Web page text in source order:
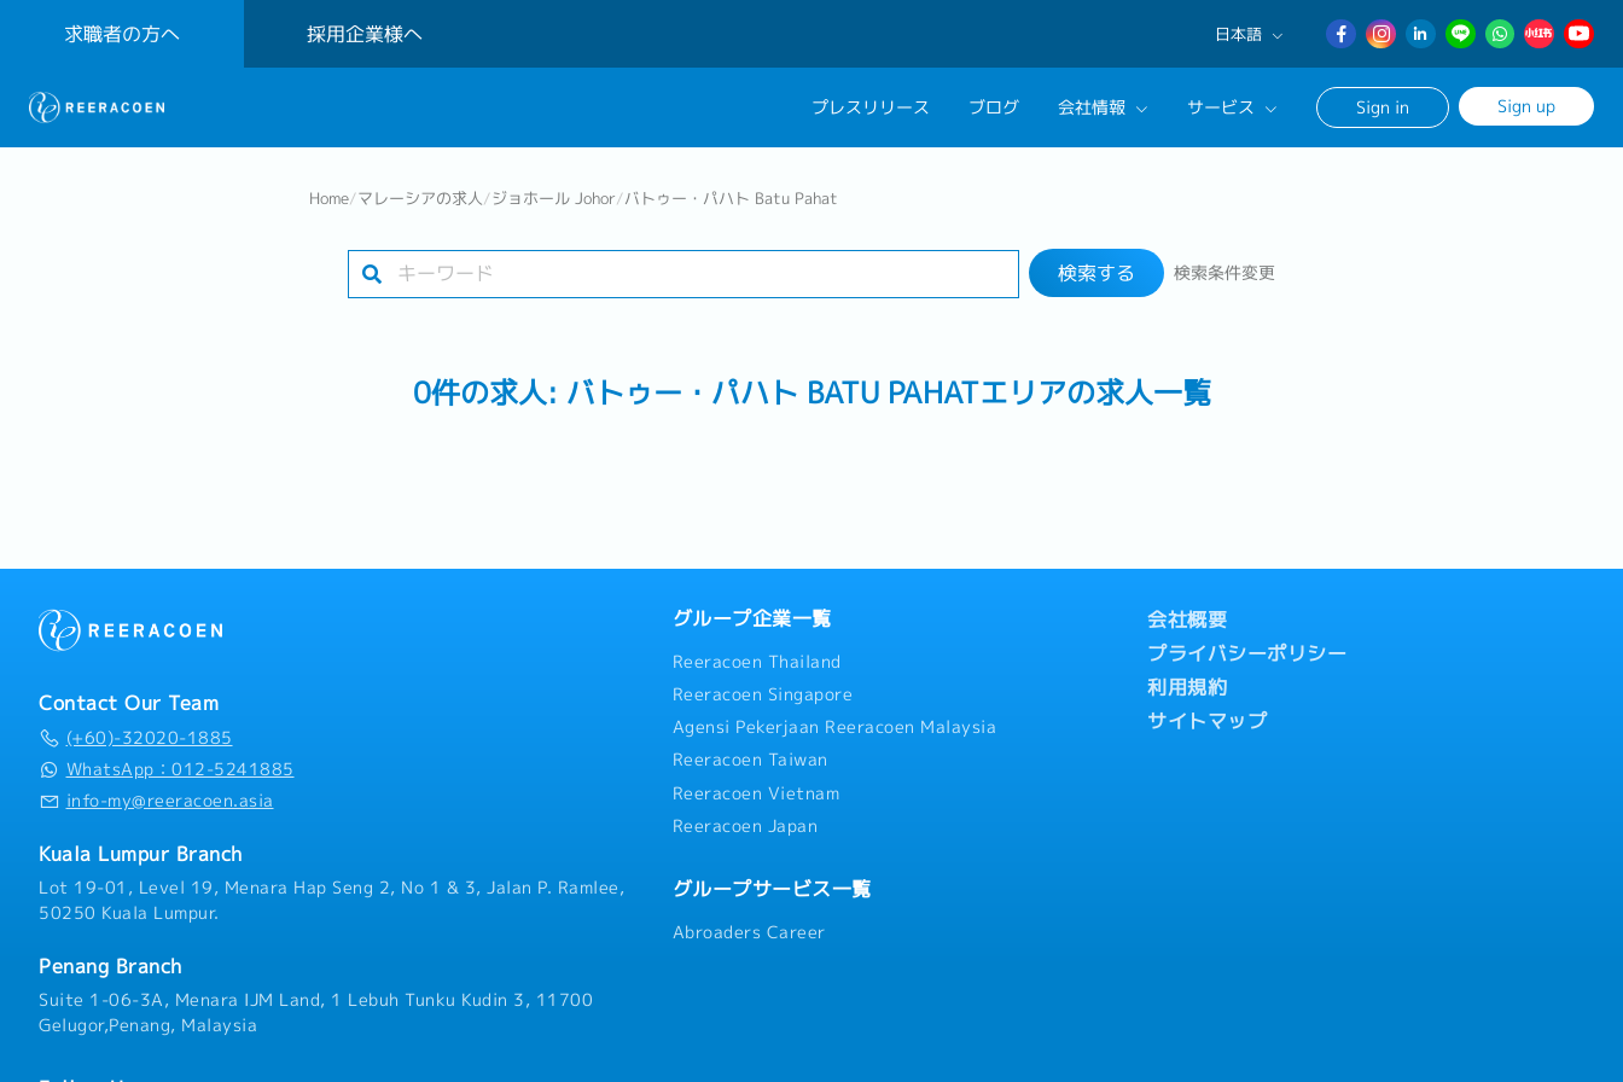
求職者の方へ 採用企業様へ 日本語
English
日本語
プレスリリース ブログ 会社情報
グループ代表メッセージ
サービス Sign in Sign up
業界
Home/マレーシアの求人/ジョホール Johor/バトゥー・パハト Batu Pahat
検索する 検索条件変更
0件の求人: バトゥー・パハト BATU PAHATエリアの求人一覧
Contact Our Team
(+60)-32020-1885
WhatsApp：012-5241885
info-my@reeracoen.asia
Kuala Lumpur Branch
Lot 19-01, Level 19, Menara Hap Seng 2, No 1 & 3, Jalan P. Ramlee,
50250 Kuala Lumpur.
Penang Branch
Suite 1-06-3A, Menara IJM Land, 1 Lebuh Tunku Kudin 3, 11700
Gelugor,Penang, Malaysia
グループ企業一覧
Reeracoen Thailand
Reeracoen Singapore
Agensi Pekerjaan Reeracoen Malaysia
Reeracoen Taiwan
Reeracoen Vietnam
Reeracoen Japan
グループサービス一覧
Abroaders Career
会社概要
プライバシーポリシー
利用規約
サイトマップ